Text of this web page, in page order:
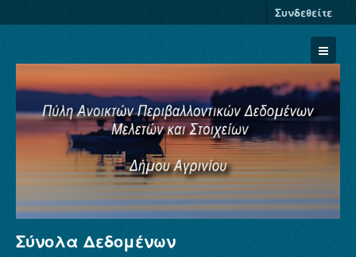
Συνδεθείτε
Σύνολα Δεδομένων
Σύνολα Δεδομένων